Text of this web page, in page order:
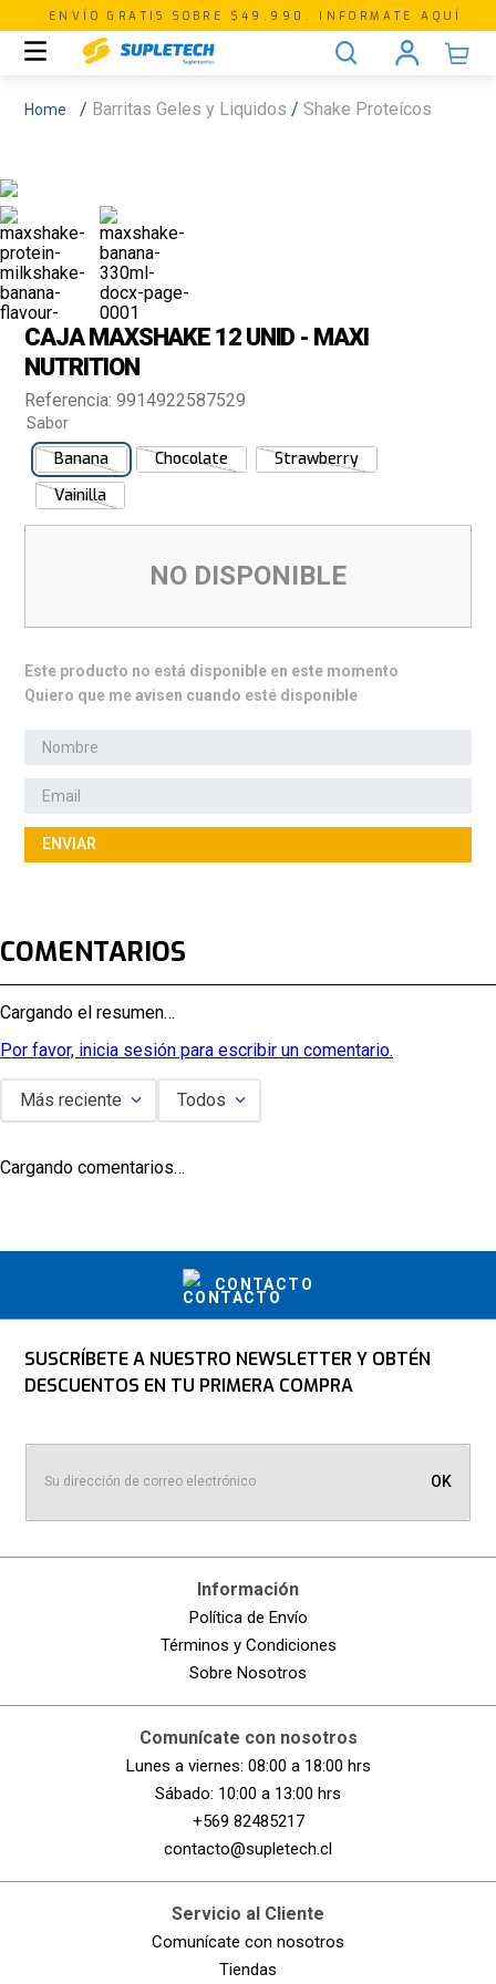
ENVÍO GRATIS SOBRE $49.990. INFORMATE AQUÍ
Barritas Geles y Liquidos Shake Proteícos
CAJA MAXSHAKE 12 UNID - MAXI
NUTRITION
Referencia:9914922587529
Sabor
Banana Chocolate
Strawberry
Vainilla
NO DISPONIBLE
Este producto no está disponible en este momento
Quiero que me avisen cuando esté disponible
ENVIAR
COMENTARIOS
Cargando el resumen…
Por favor, inicia sesión para escribir un comentario.
Más reciente Todos
Cargando comentarios…
CONTACTO
SUSCRÍBETE A NUESTRO NEWSLETTER Y OBTÉN
DESCUENTOS EN TU PRIMERA COMPRA
OK
Información
Política de Envío
Términos y Condiciones
Sobre Nosotros
Comunícate con nosotros
Lunes a viernes: 08:00 a 18:00 hrs
Sábado: 10:00 a 13:00 hrs
+569 82485217
contacto@supletech.cl
Servicio al Cliente
Comunícate con nosotros
Tiendas